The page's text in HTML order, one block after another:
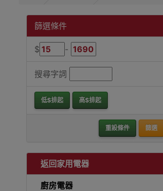
篩選條件
$ -
搜尋字詞
低$排起 高$排起
重設條件 篩選
返回家用電器
廚房電器